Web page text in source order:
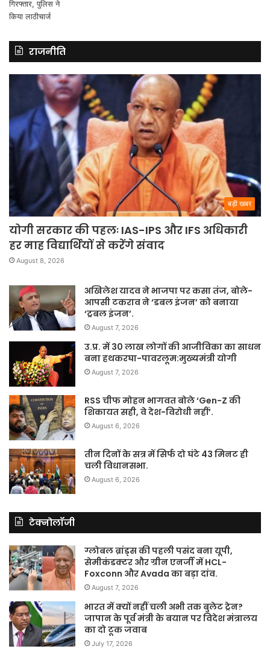
राजनीति
बड़ी खबर
योगी सरकार की पहलः IAS-IPS और IFS अधिकारी
हर माह विद्यार्थियों से करेंगे संवाद
August 8, 2026
अखिलेश यादव ने भाजपा पर कसा तंज, बोले-
आपसी टकराव ने ‘डबल इंजन’ को बनाया
‘ट्रबल इंजन’.
August 7, 2026
उ.प्र. में 30 लाख लोगों की आजीविका का साधन
बना हथकरघा-पावरलूम:मुख्यमंत्री योगी
August 7, 2026
RSS चीफ मोहन भागवत बोले ‘Gen-Z की
शिकायत सही, वे देश-विरोधी नहीं’.
August 6, 2026
तीन दिनों के सत्र में सिर्फ दो घंटे 43 मिनट ही
चली विधानसभा.
August 6, 2026
टेक्नोलॉजी
ग्लोबल ब्रांड्स की पहली पसंद बना यूपी,
सेमीकंडक्टर और ग्रीन एनर्जी में HCL-
Foxconn और Avada का बड़ा दांव.
August 7, 2026
भारत में क्यों नहीं चली अभी तक बुलेट ट्रेन?
जापान के पूर्व मंत्री के बयान पर विदेश मंत्रालय
का दो टूक जवाब
July 17, 2026